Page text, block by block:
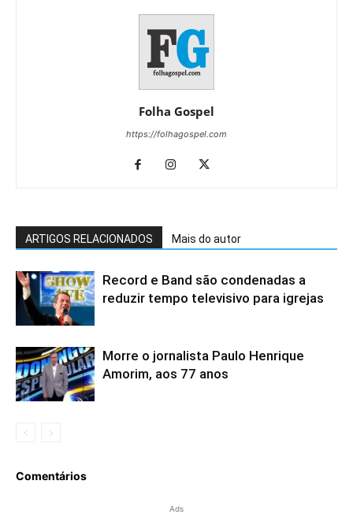
Folha Gospel
https://folhagospel.com
ARTIGOS RELACIONADOS Mais do autor
Record e Band são condenadas a
reduzir tempo televisivo para igrejas
Morre o jornalista Paulo Henrique
Amorim, aos 77 anos
Comentários
Ads